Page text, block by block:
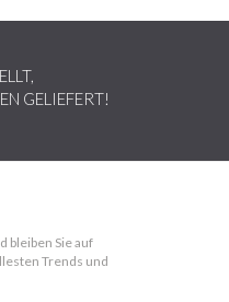
GELIEFERT!
bleiben Sie auf
Trends und